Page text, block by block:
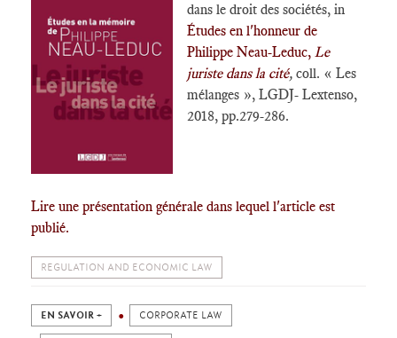
dans le droit des sociétés, in
Études en l'honneur de
Philippe Neau-Leduc, Le
juriste dans la cité, coll. « Les
mélanges », LGDJ- Lextenso,
2018, pp.279-286.
Lire une présentation générale dans lequel l'article est
publié.
REGULATION AND ECONOMIC LAW
EN SAVOIR + CORPORATE LAW